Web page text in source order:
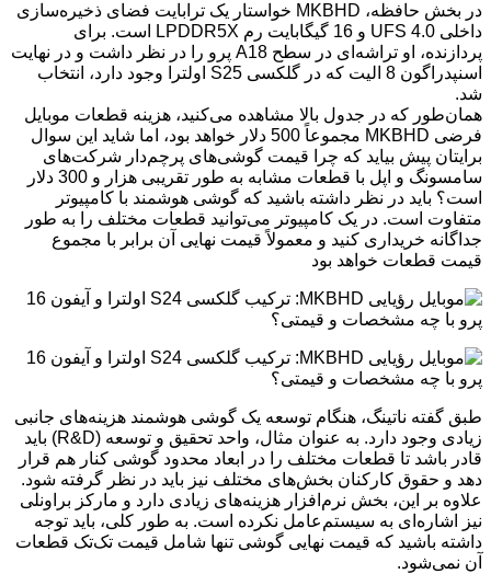
در بخش حافظه، MKBHD خواستار یک ترابایت فضای ذخیره‌سازی
داخلی UFS 4.0 و 16 گیگابایت رم LPDDR5X است. برای
پردازنده، او تراشه‌ای در سطح A18 پرو را در نظر داشت و در نهایت
اسنپدراگون 8 الیت که در گلکسی S25 اولترا وجود دارد، انتخاب
شد.
همان‌طور که در جدول بالا مشاهده می‌کنید، هزینه قطعات موبایل
فرضی MKBHD مجموعاً 500 دلار خواهد بود، اما شاید این سوال
برایتان پیش بیاید که چرا قیمت گوشی‌های پرچم‌دار شرکت‌های
سامسونگ و اپل با قطعات مشابه به طور تقریبی هزار و 300 دلار
است؟ باید در نظر داشته باشید که گوشی هوشمند با کامپیوتر
متفاوت است. در یک کامپیوتر می‌توانید قطعات مختلف را به طور
جداگانه خریداری کنید و معمولاً قیمت نهایی آن برابر با مجموع
قیمت قطعات خواهد بود
طبق گفته ناتینگ، هنگام توسعه یک گوشی هوشمند هزینه‌های جانبی
زیادی وجود دارد. به عنوان مثال، واحد تحقیق و توسعه (R&D) باید
قادر باشد تا قطعات مختلف را در ابعاد محدود گوشی کنار هم قرار
دهد و حقوق کارکنان بخش‌های مختلف نیز باید در نظر گرفته شود.
علاوه بر این، بخش نرم‌افزار هزینه‌های زیادی دارد و مارکز براونلی
نیز اشاره‌ای به سیستم‌عامل نکرده است. به طور کلی، باید توجه
داشته باشید که قیمت نهایی گوشی تنها شامل قیمت تک‌تک قطعات
آن نمی‌شود.